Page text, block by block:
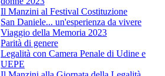
Il Manzini al Festival Costituzione
San Daniele... un'esperienza da vivere
Viaggio della Memoria 2023
Parità di genere
Legalità con Camera Penale di Udine e
UEPE